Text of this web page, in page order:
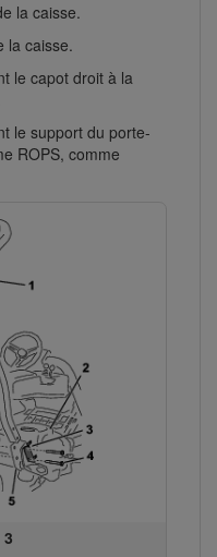
la caisse.
la caisse.
le capot droit à la
le support du porte-
ROPS, comme